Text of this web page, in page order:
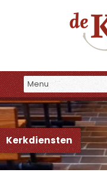
Kerkdiensten